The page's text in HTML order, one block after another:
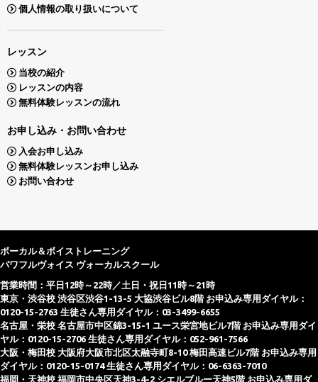
個人情報の取り扱いについて
レッスン
当校の紹介
レッスンの内容
無料体験レッスンの流れ
お申し込み・お問い合わせ
入会お申し込み
無料体験レッスンお申し込み
お問い合わせ
ボーカル＆ボイストレーニング
パワフルヴォイス ヴォーカルスクール
営業時間：平日12時～22時／土日・祝日11時～21時
東京・渋谷校 渋谷区渋谷1-13-5 大協渋谷ビル8階 お申込み専用ダイヤル：
0120-15-2763 生徒さん専用ダイヤル：03-3499-6655
名古屋・栄校 名古屋市中区錦3-15-1 ユース栄宮地ビル7階 お申込み専用ダイ
ヤル：0120-15-2706 生徒さん専用ダイヤル：052-961-7566
大阪・梅田校 大阪府大阪市北区太融寺町8-10 梅田高速ビル7階 お申込み専用
ダイヤル：0120-15-0174 生徒さん専用ダイヤル：06-6363-7010
福岡・天神校 福岡市中央区天神3-4-2 シエルブルー天神5階 お申込み専用ダ